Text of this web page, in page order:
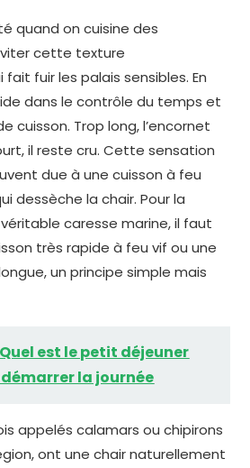
quand on cuisine des
cette texture
fuir les palais sensibles. En
dans le contrôle du temps et
cuisson. Trop long, l’encornet
il reste cru. Cette sensation
due à une cuisson à feu
dessèche la chair. Pour la
caresse marine, il faut
très rapide à feu vif ou une
un principe simple mais
Quel est le petit déjeuner
la journée
appelés calamars ou chipirons
ont une chair naturellement